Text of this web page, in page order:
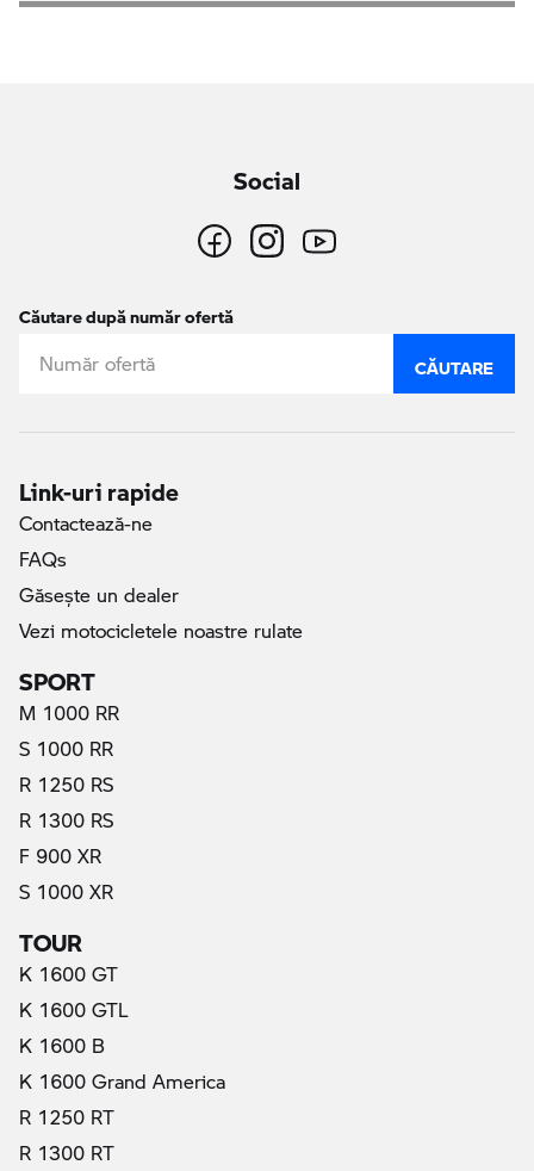
Social
Căutare după număr ofertă
CĂUTARE
Link-uri rapide
Contactează-ne
FAQs
Găseşte un dealer
Vezi motocicletele noastre rulate
SPORT
M 1000 RR
S 1000 RR
R 1250 RS
R 1300 RS
F 900 XR
S 1000 XR
TOUR
K 1600 GT
K 1600 GTL
K 1600 B
K 1600 Grand America
R 1250 RT
R 1300 RT